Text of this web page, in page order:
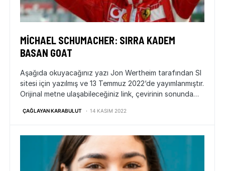
MICHAEL SCHUMACHER: SIRRA KADEM
BASAN GOAT
Aşağıda okuyacağınız yazı Jon Wertheim tarafından SI
sitesi için yazılmış ve 13 Temmuz 2022‘de yayımlanmıştır.
Orijinal metne ulaşabileceğiniz link, çevirinin sonunda…
ÇAĞLAYAN KARABULUT 14 KASIM 2022